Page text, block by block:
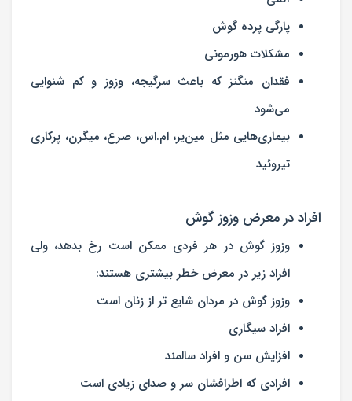
پارگی پرده گوش
مشكلات هورمونی
فقدان منگنز كه باعث سرگیجه، وزوز و كم شنوایی
می‌شود
بیماری‌هایی مثل مین‌‌یر، ام‌.‌اس، صرع، میگرن، پركاری
تیروئید
افراد در معرض وزوز گوش
وزوز گوش در هر فردی ممکن است رخ بدهد، ولی
افراد زیر در معرض خطر بیشتری هستند:
وزوز گوش در مردان شایع تر از زنان است
افراد سیگاری
افزایش سن و افراد سالمند
افرادی که اطرافشان سر و صدای زیادی است